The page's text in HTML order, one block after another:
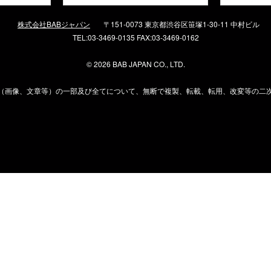
株式会社BABジャパン
〒151-0073 東京都渋谷区笹塚1-30-11 中村ビル
TEL:03-3469-0135 FAX:03-3469-0162
©2026 BAB JAPAN CO., LTD.
画像、文章等）の一部及び全てについて、無断で複製、転載、転用、改変等の二